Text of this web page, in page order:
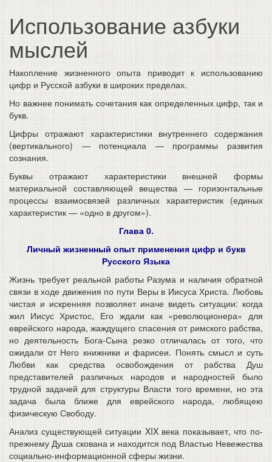
Использование азбуки
мыслей
Накопление жизненного опыта приводит к использованию
цифр и Русской азбуки в широких пределах.
Но важнее понимать сочетания как определенных цифр, так и
букв.
Цифры отражают характеристики внутреннего содержания
(вертикального) — потенциала — программы развития
сознания.
Буквы отражают характеристики внешней формы
материальной составляющей вещества — горизонтальные
процессы взаимосвязей различных характеристик (единых
характеристик — «одно в другом»).
Глава 0.
Личный жизненный опыт применения цифр и букв
Русского Языка
Жизнь требует реальной работы Разума и наличия обратной
связи в ходе движения по пути Веры в Иисуса Христа. Любовь
чистая и искренняя позволяет иначе видеть ситуации: когда
жил Иисус Христос, Его ждали как «революционера» для
еврейского народа, жаждущего спасения от римского рабства,
но деятельность Бога-Сына резко отличалась от того, что
ожидали oт Него книжники и фарисеи. Понять смысл и суть
Любви как средства освобождения от рабства Душ
представителей различных народов и народностей было
трудной задачей для структуры Власти того времени, но эта
задача была ближе для еврейского народа, любящею
физическую Свободу.
Анализ существующей ситуации XIX века показывает, что по-
прежнему Душа скована и находится под Властью Невежества
социально-информационной сферы жизни.